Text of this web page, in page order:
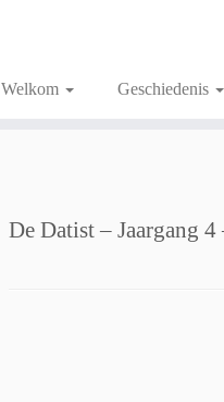
Welkom Geschiedenis
De Datist – Jaargang